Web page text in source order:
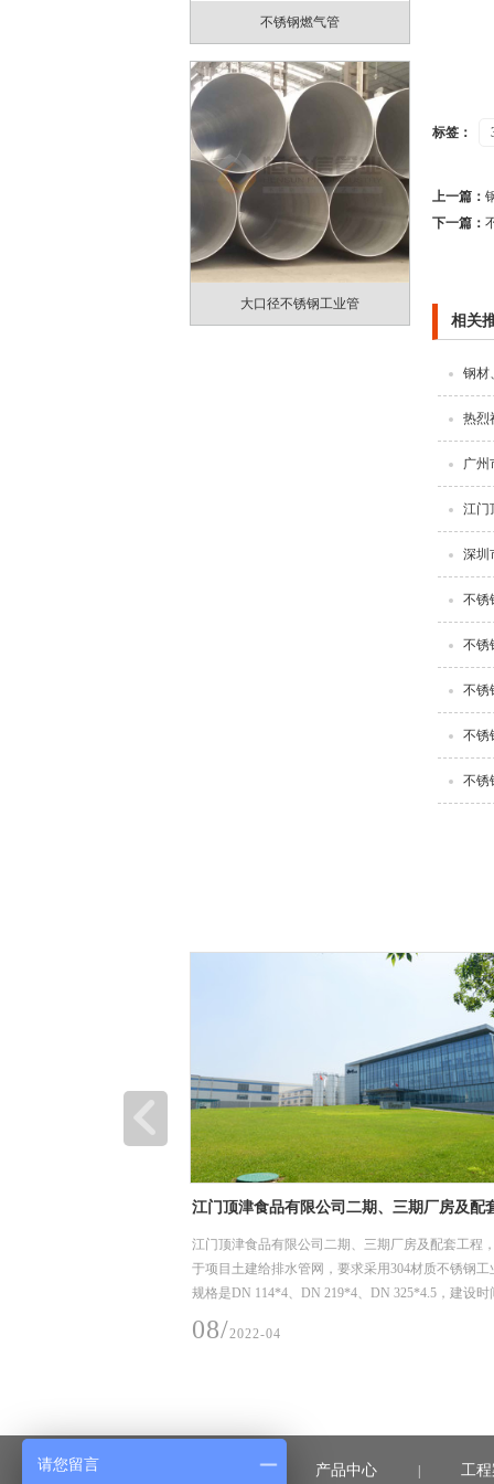
不锈钢燃气管
大口径不锈钢工业管
标签：
上一篇：
下一篇：
相关
钢材
热烈
广州
江门
深圳
不锈
不锈
不锈
不锈
不锈
深圳市龙岗优质饮用水入户工程（2019）龙
龙岗区优质饮用水入户工程（2019年）-深水龙岗水
水片区（龙城街道二标）工程项目，主要用途在龙
用水系统，我们供了薄壁不锈钢水管及管件，规格
06/2022-04
| 产品中心 | 工
请您留言